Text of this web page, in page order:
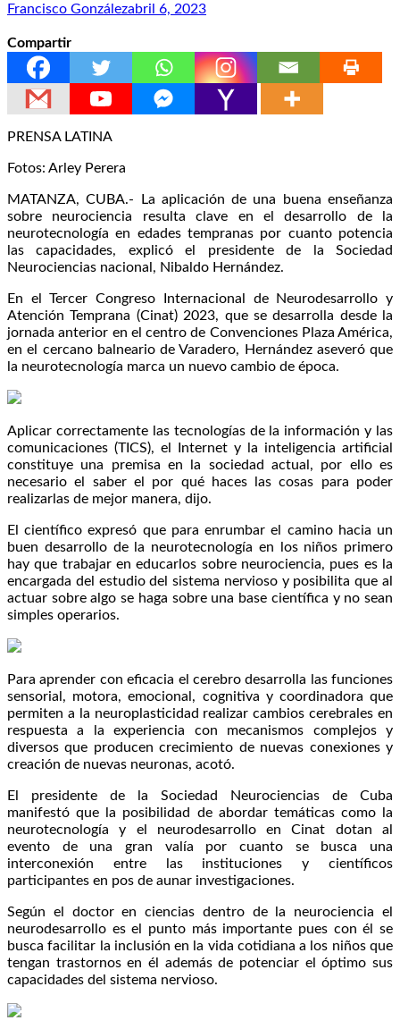
Francisco Gonzálezabril 6, 2023
Compartir
PRENSA LATINA
Fotos: Arley Perera
MATANZA, CUBA.- La aplicación de una buena enseñanza
sobre neurociencia resulta clave en el desarrollo de la
neurotecnología en edades tempranas por cuanto potencia
las capacidades, explicó el presidente de la Sociedad
Neurociencias nacional, Nibaldo Hernández.
En el Tercer Congreso Internacional de Neurodesarrollo y
Atención Temprana (Cinat) 2023, que se desarrolla desde la
jornada anterior en el centro de Convenciones Plaza América,
en el cercano balneario de Varadero, Hernández aseveró que
la neurotecnología marca un nuevo cambio de época.
Aplicar correctamente las tecnologías de la información y las
comunicaciones (TICS), el Internet y la inteligencia artificial
constituye una premisa en la sociedad actual, por ello es
necesario el saber el por qué haces las cosas para poder
realizarlas de mejor manera, dijo.
El científico expresó que para enrumbar el camino hacia un
buen desarrollo de la neurotecnología en los niños primero
hay que trabajar en educarlos sobre neurociencia, pues es la
encargada del estudio del sistema nervioso y posibilita que al
actuar sobre algo se haga sobre una base científica y no sean
simples operarios.
Para aprender con eficacia el cerebro desarrolla las funciones
sensorial, motora, emocional, cognitiva y coordinadora que
permiten a la neuroplasticidad realizar cambios cerebrales en
respuesta a la experiencia con mecanismos complejos y
diversos que producen crecimiento de nuevas conexiones y
creación de nuevas neuronas, acotó.
El presidente de la Sociedad Neurociencias de Cuba
manifestó que la posibilidad de abordar temáticas como la
neurotecnología y el neurodesarrollo en Cinat dotan al
evento de una gran valía por cuanto se busca una
interconexión entre las instituciones y científicos
participantes en pos de aunar investigaciones.
Según el doctor en ciencias dentro de la neurociencia el
neurodesarrollo es el punto más importante pues con él se
busca facilitar la inclusión en la vida cotidiana a los niños que
tengan trastornos en él además de potenciar el óptimo sus
capacidades del sistema nervioso.